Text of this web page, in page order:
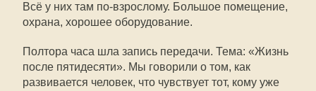
Всё у них там по-взрослому. Большое помещение,
охрана, хорошее оборудование.
Полтора часа шла запись передачи. Тема: «Жизнь
после пятидесяти». Мы говорили о том, как
развивается человек, что чувствует тот, кому уже